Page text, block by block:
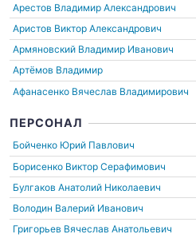
Арестов Владимир Александрович
Аристов Виктор Александрович
Армяновский Владимир Иванович
Артёмов Владимир
Афанасенко Вячеслав Владимирович
ПЕРСОНАЛ
Бойченко Юрий Павлович
Борисенко Виктор Серафимович
Булгаков Анатолий Николаевич
Володин Валерий Иванович
Григорьев Вячеслав Анатольевич